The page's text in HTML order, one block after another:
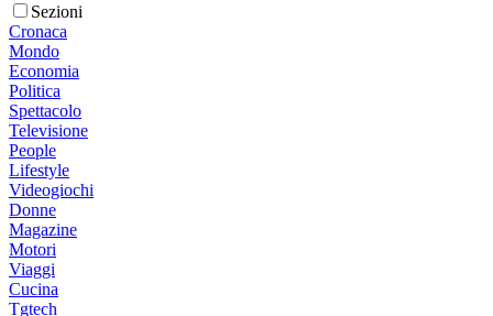
Sezioni
Cronaca
Mondo
Economia
Politica
Spettacolo
Televisione
People
Lifestyle
Videogiochi
Donne
Magazine
Motori
Viaggi
Cucina
Tgtech